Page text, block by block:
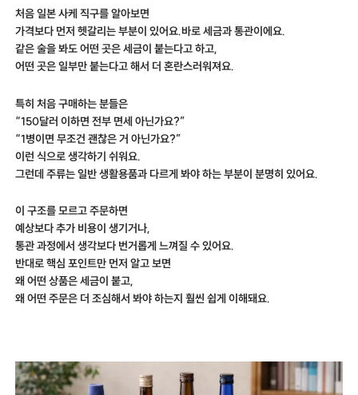
처음 일본 사케 직구를 알아보면
가격보다 먼저 헷갈리는 부분이 있어요.바로 세금과 통관이에요.
같은 술을 봐도 어떤 곳은 세금이 붙는다고 하고,
어떤 곳은 일부만 붙는다고 해서 더 혼란스러워져요.
특히 처음 구매하는 분들은
“150달러 이하면 전부 면세 아닌가요?”
“1병이면 무조건 괜찮은 거 아닌가요?”
이런 식으로 생각하기 쉬워요.
그런데 주류는 일반 생활용품과 다르게 봐야 하는 부분이 분명히 있어요.
이 구조를 모르고 주문하면
예상보다 추가 비용이 생기거나,
통관 과정에서 생각보다 번거롭게 느껴질 수 있어요.
반대로 핵심 포인트만 먼저 알고 보면
왜 어떤 상품은 세금이 붙고,
왜 어떤 주문은 더 조심해서 봐야 하는지 훨씬 쉽게 이해돼요.